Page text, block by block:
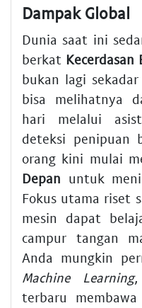
Dampak Global
Dunia saat ini
berkat
bukan lagi
bisa melihatnya
hari melalui
deteksi penipuan
orang kini mulai
Depan untuk
Fokus utama riset
mesin dapat
campur tangan
Anda mungkin
Machine Learning,
terbaru